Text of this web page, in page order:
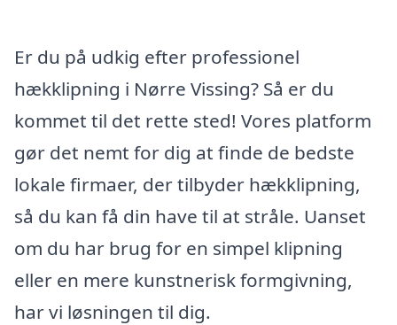
Er du på udkig efter professionel
hækklipning i Nørre Vissing? Så er du
kommet til det rette sted! Vores platform
gør det nemt for dig at finde de bedste
lokale firmaer, der tilbyder hækklipning,
så du kan få din have til at stråle. Uanset
om du har brug for en simpel klipning
eller en mere kunstnerisk formgivning,
har vi løsningen til dig.